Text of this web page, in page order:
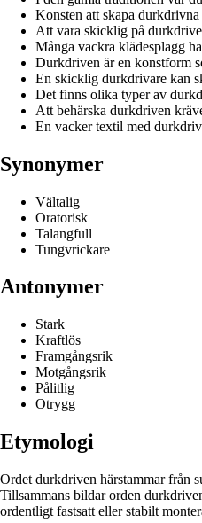
Konsten att skapa
Att vara skicklig på
Många vackra klädesplagg
Durkdriven är en konstform
En skicklig durkdrivare kan
Det finns olika typer av
Att behärska durkdriven
En vacker textil med
Synonymer
Vältalig
Oratorisk
Talangfull
Tungvrickare
Antonymer
Stark
Kraftlös
Framgångsrik
Motgångsrik
Pålitlig
Otrygg
Etymologi
Ordet durkdriven härstammar från
Tillsammans bildar orden
ordentligt fastsatt eller stabilt